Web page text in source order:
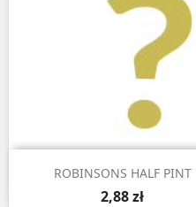
 Aperçu rapide
ROBINSONS HALF PINT
2,88 zł